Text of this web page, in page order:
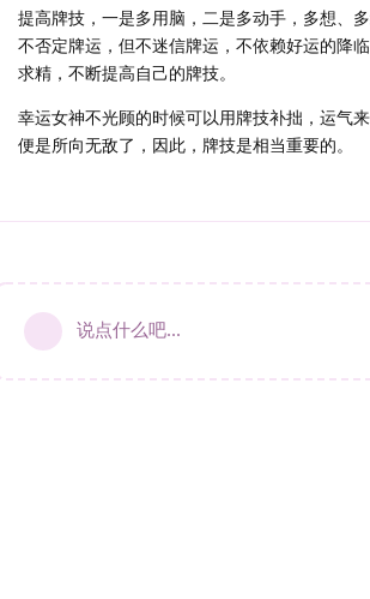
提高牌技，一是多用脑，二是多动手，多想、多
不否定牌运，但不迷信牌运，不依赖好运的降
求精，不断提高自己的牌技。
幸运女神不光顾的时候可以用牌技补拙，运气
便是所向无敌了，因此，牌技是相当重要的。
说点什么吧...